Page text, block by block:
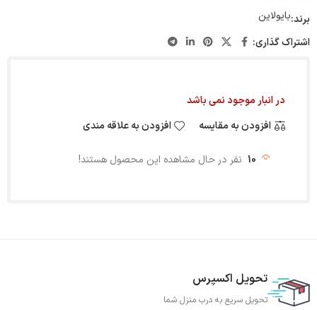
برند:بایولاین
اشتراک گذاری:
در انبار موجود نمی باشد
افزودن به مقایسه
افزودن به علاقه مندی
10 نفر در حال مشاهده این محصول هستند!
تحویل اکسپرس
تحویل سریع به درب منزل شما